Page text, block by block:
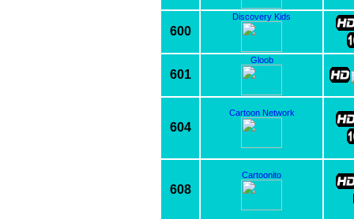
600
Discovery Kids
601
Gloob
604
Cartoon Network
608
Cartoonito